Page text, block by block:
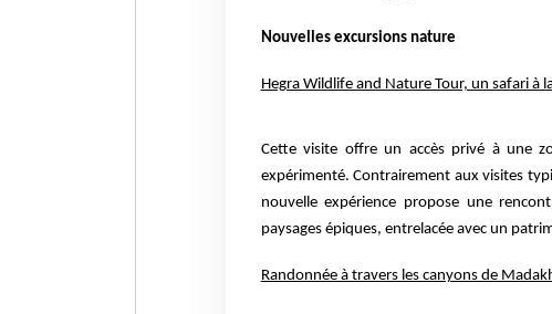
Nouvelles excursions nature
Hegra Wildlife and Nature Tour, un safari à
Cette visite offre un accès privé à une
expérimenté. Contrairement aux visites
nouvelle expérience propose une
paysages épiques, entrelacée avec un
Randonnée à travers les canyons de